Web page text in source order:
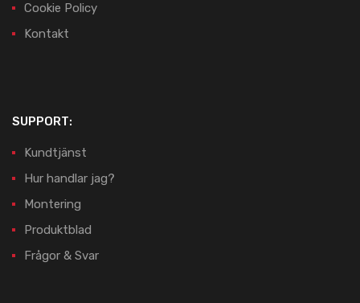
Cookie Policy
Kontakt
SUPPORT:
Kundtjänst
Hur handlar jag?
Montering
Produktblad
Frågor & Svar